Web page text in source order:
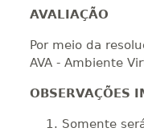
AVALIAÇÃO
Por meio da
AVA - Ambiente
OBSERVAÇÕES
Somente